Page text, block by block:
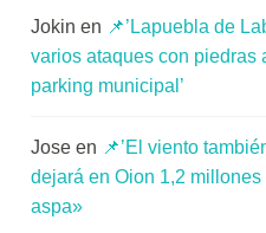
Jokin en 📌’Lapuebla de
varios ataques con piedras
parking municipal’
Jose en 📌’El viento
dejará en Oion 1,2
aspa»